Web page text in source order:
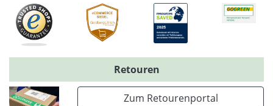
Retouren
Zum Retourenportal